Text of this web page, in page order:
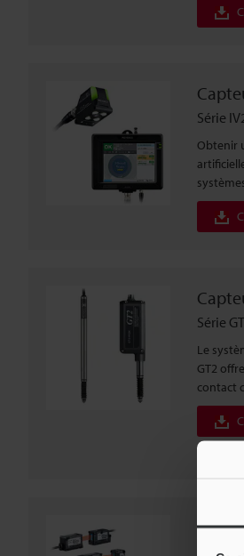
Série
Obtenir
Série
Le
GT2
contact
Série IG